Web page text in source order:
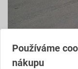
Používáme
nákupu